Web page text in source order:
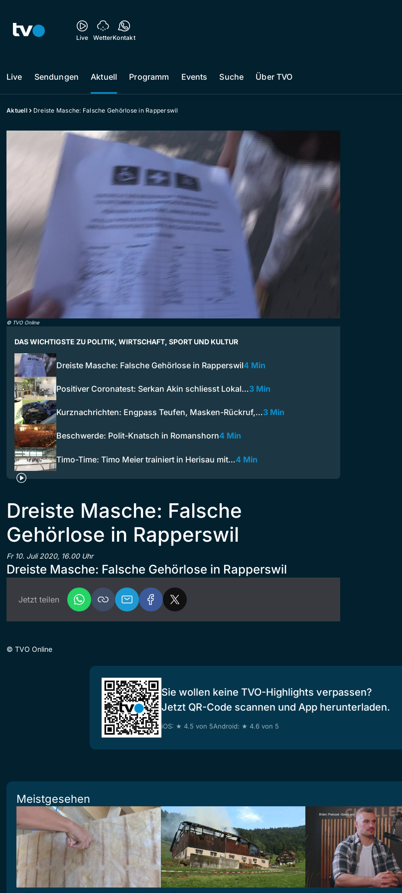
Live WetterKontakt
Live Sendungen Aktuell Programm Events Suche Über TVO
Aktuell Dreiste Masche: Falsche Gehörlose in Rapperswil
© TVO Online
DAS WICHTIGSTE ZU POLITIK, WIRTSCHAFT, SPORT UND KULTUR
Dreiste Masche: Falsche Gehörlose in Rapperswil4 Min
Positiver Coronatest: Serkan Akin schliesst Lokal…3 Min
Kurznachrichten: Engpass Teufen, Masken-Rückruf,…3 Min
Beschwerde: Polit-Knatsch in Romanshorn4 Min
Timo-Time: Timo Meier trainiert in Herisau mit…4 Min
Dreiste Masche: Falsche
Gehörlose in Rapperswil
Fr 10. Juli 2020, 16.00 Uhr
Dreiste Masche: Falsche Gehörlose in Rapperswil
Jetzt teilen
© TVO Online
Sie wollen keine TVO-Highlights verpassen?
Jetzt QR-Code scannen und App herunterladen.
iOS: ★ 4.5 von 5Android: ★ 4.6 von 5
Meistgesehen